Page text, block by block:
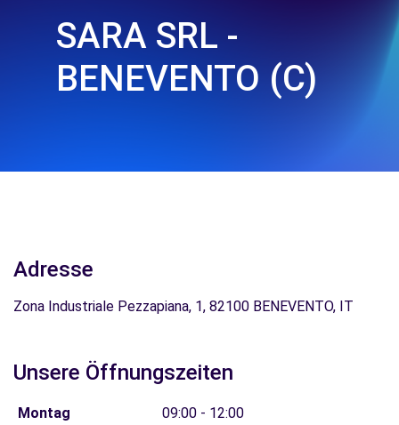
SARA SRL -
BENEVENTO (C)
Adresse
Zona Industriale Pezzapiana, 1, 82100 BENEVENTO, IT
Unsere Öffnungszeiten
Montag
09:00 - 12:00